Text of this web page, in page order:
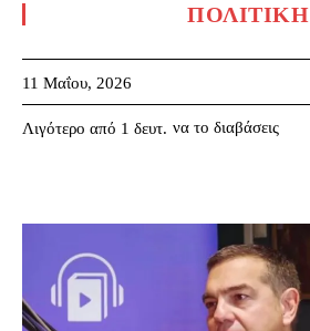
ΠΟΛΙΤΙΚΉ
11 Μαΐου, 2026
Λιγότερο από 1 δευτ. να το διαβάσεις